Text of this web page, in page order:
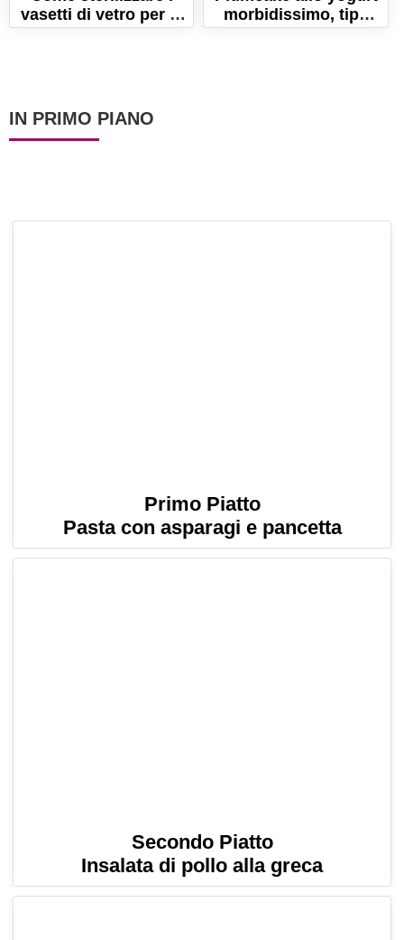
vasetti di vetro per le
conserve
morbidissimo, tipo
Mulino Bianco!
IN PRIMO PIANO
Primo Piatto
Pasta con asparagi e pancetta
Secondo Piatto
Insalata di pollo alla greca